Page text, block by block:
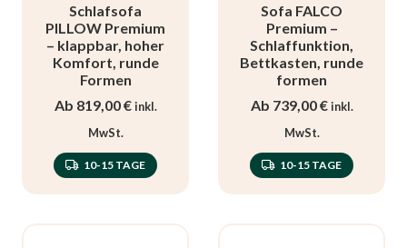
Schlafsofa
PILLOW Premium
– klappbar, hoher
Komfort, runde
Formen
Ab 819,00€ inkl.
MwSt.
10-15 TAGE
Sofa FALCO
Premium –
Schlaffunktion,
Bettkasten, runde
formen
Ab 739,00€ inkl.
MwSt.
10-15 TAGE